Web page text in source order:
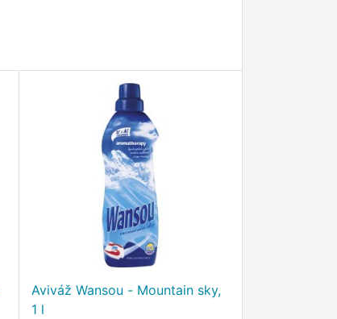
Aviváž Wansou - Mountain sky,
1 l